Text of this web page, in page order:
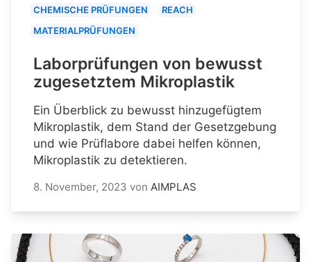
CHEMISCHE PRÜFUNGEN
REACH
MATERIALPRÜFUNGEN
Laborprüfungen von bewusst
zugesetztem Mikroplastik
Ein Überblick zu bewusst hinzugefügtem
Mikroplastik, dem Stand der Gesetzgebung
und wie Prüflabore dabei helfen können,
Mikroplastik zu detektieren.
8. November, 2023 von AIMPLAS